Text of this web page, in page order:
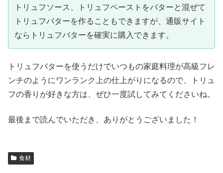
トリュフソース、トリュフペーストをバターと混ぜて
トリュフバターを作ることもできますが、通販サイト
ならトリュフバターを確実に購入できます。
トリュフバターを使うだけでいつもの家庭料理が高級フレ
ンチのようにワンランク上の仕上がりになるので、トリュ
フの香りが好きな方は、ぜひ一度試してみてくださいね。
最後まで読んでいただき、ありがとうございました！
食材